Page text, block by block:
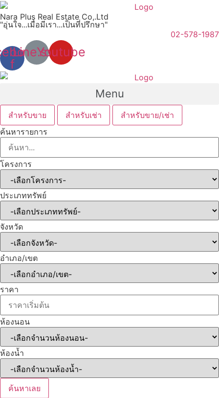
Skip
to
content
Nara Plus Real Estate Co,.Ltd
"อุ่นใจ...เมื่อมีเรา...เป็นที่ปรึกษา"
02-578-1987
f
Line.svgYoutube
Menu
สำหรับขาย สำหรับเช่า
สำหรับขาย/เช่า
ค้นหารายการ
โครงการ
ประเภททรัพย์
จังหวัด
อำเภอ/เขต
ราคา
ห้องนอน
ห้องน้ำ
ค้นหาเลย